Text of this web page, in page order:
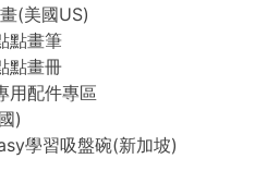
(美國US)
點畫筆
點畫冊
配件專區
)
學習吸盤碗(新加坡)